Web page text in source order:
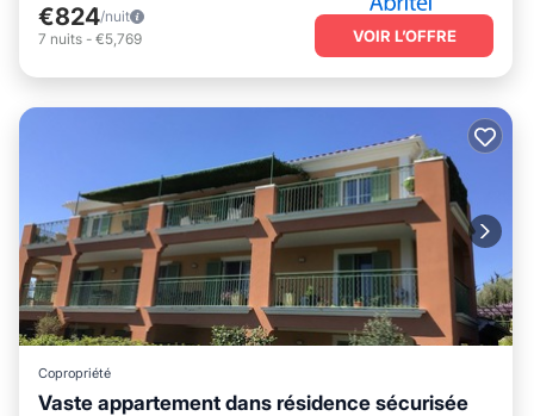
€824/nuit
7 nuits - €5,769 VOIR L’OFFRE
Copropriété
Vaste appartement dans résidence sécurisée